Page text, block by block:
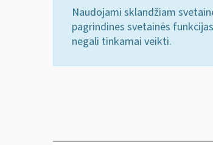
Naudojami sklandžiam
pagrindines svetainės
negali tinkamai veikti.